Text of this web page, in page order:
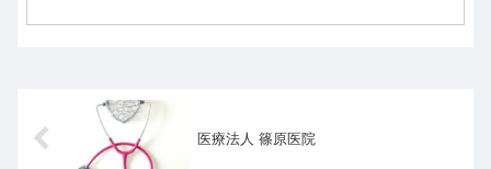
医療法人 篠原医院